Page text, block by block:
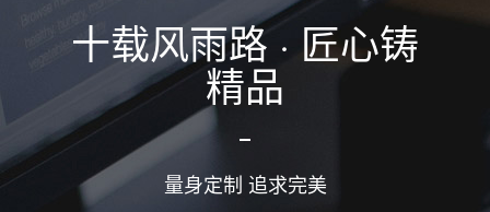
十载风雨路 · 匠心铸
精品
量身定制 追求完美